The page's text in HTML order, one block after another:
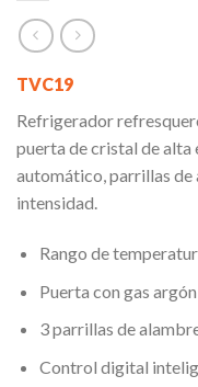
TVC19
Refrigerador
puerta de cristal de
automático, parrillas de
intensidad.
Rango de
Puerta con gas
3 parrillas de
Control digital